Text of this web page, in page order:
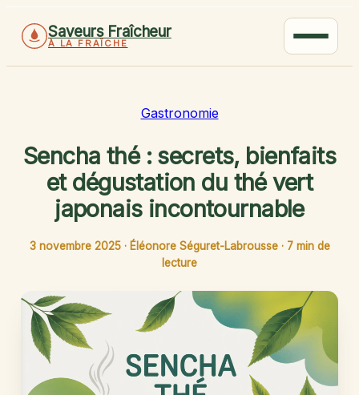
Saveurs Fraîcheur
À LA FRAÎCHE
Gastronomie
Sencha thé : secrets, bienfaits
et dégustation du thé vert
japonais incontournable
3 novembre 2025 · Éléonore Séguret-Labrousse · 7 min de
lecture